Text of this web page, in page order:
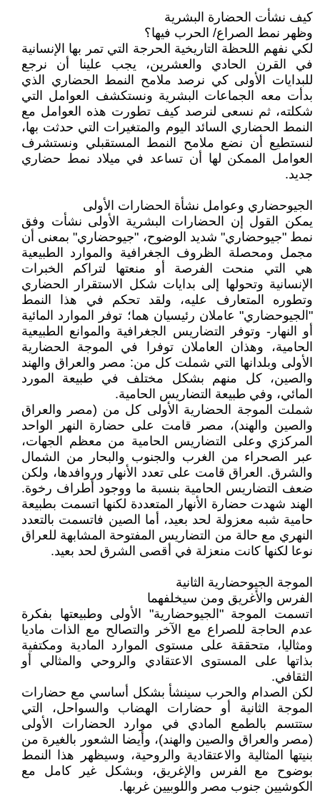
كيف نشأت الحضارة البشرية
وظهر نمط الصراع/ الحرب فيها؟
لكي نفهم اللحظة التاريخية الحرجة التي تمر بها الإنسانية
في القرن الحادي والعشرين، يجب علينا أن نرجع
للبدايات الأولى كي نرصد ملامح النمط الحضاري الذي
بدأت معه الجماعات البشرية ونستكشف العوامل التي
شكلته، ثم نسعى لنرصد كيف تطورت هذه العوامل مع
النمط الحضاري السائد اليوم والمتغيرات التي حدثت بها،
لنستطيع أن نضع ملامح النمط المستقبلي ونستشرف
العوامل الممكن لها أن تساعد في ميلاد نمط حضاري
جديد.
الجيوحضاري وعوامل نشأة الحضارات الأولى
يمكن القول إن الحضارات البشرية الأولى نشأت وفق
نمط "جيوحضاري" شديد الوضوح، "جيوحضاري" بمعنى أن
مجمل ومحصلة الظروف الجغرافية والموارد الطبيعية
هي التي منحت الفرصة أو منعتها لتراكم الخبرات
الإنسانية وتحولها إلى بدايات شكل الاستقرار الحضاري
وتطوره المتعارف عليه، ولقد تحكم في هذا النمط
"الجيوحضاري" عاملان رئيسيان هما؛ توفر الموارد المائية
أو النهار- وتوفر التضاريس الجغرافية والموانع الطبيعية
الحامية، وهذان العاملان توفرا في الموجة الحضارية
الأولى وبلدانها التي شملت كل من: مصر والعراق والهند
والصين، كل منهم بشكل مختلف في طبيعة المورد
المائي، وفي طبيعة التضاريس الحامية.
شملت الموجة الحضارية الأولى كل من (مصر والعراق
والصين والهند)، مصر قامت على حضارة النهر الواحد
المركزي وعلى التضاريس الحامية من معظم الجهات،
عبر الصحراء من الغرب والجنوب والبحار من الشمال
والشرق. العراق قامت على تعدد الأنهار وروافدها، ولكن
ضعف التضاريس الحامية بنسبة ما ووجود أطراف رخوة.
الهند شهدت حضارة الأنهار المتعددة لكنها اتسمت بطبيعة
حامية شبه معزولة لحد بعيد، أما الصين فاتسمت بالتعدد
النهري مع حالة من التضاريس المفتوحة المشابهة للعراق
نوعا لكنها كانت منعزلة في أقصى الشرق لحد بعيد.
الموجة الجيوحضارية الثانية
الفرس والأغريق ومن سيخلفهما
اتسمت الموجة "الجيوحضارية" الأولى وطبيعتها بفكرة
عدم الحاجة للصراع مع الآخر والتصالح مع الذات ماديا
ومثاليا، متحققة على مستوى الموارد المادية ومكتفية
بذاتها على المستوى الاعتقادي والروحي والمثالي أو
الثقافي.
لكن الصدام والحرب سينشأ بشكل أساسي مع حضارات
الموجة الثانية أو حضارات الهضاب والسواحل، التي
ستتسم بالطمع المادي في موارد الحضارات الأولى
(مصر والعراق والصين والهند)، وأيضا الشعور بالغيرة من
بنيتها المثالية والاعتقادية والروحية، وسيظهر هذا النمط
بوضوح مع الفرس والإغريق، وبشكل غير كامل مع
الكوشيين جنوب مصر واللوبيين غربها.